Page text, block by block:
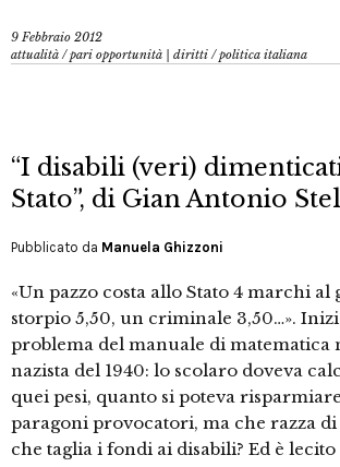
9 Febbraio 2012
attualità /pari opportunità | diritti /politica italiana
“I disabili (veri)
Stato”, di Gian Antonio
Pubblicato da Manuela Ghizzoni
«Un pazzo costa allo Stato 4 marchi
storpio 5,50, un criminale 3,50…».
problema del manuale di matematica
nazista del 1940: lo scolaro doveva
quei pesi, quanto si poteva
paragoni provocatori, ma che razza di
che taglia i fondi ai disabili? Ed è